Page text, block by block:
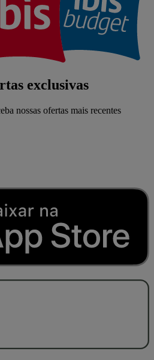
exclusivas
nossas ofertas mais recentes